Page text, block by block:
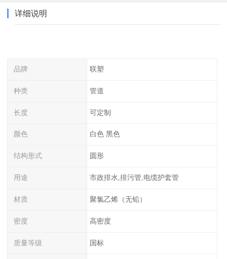
详细说明
品牌 联塑
种类 管道
长度 可定制
颜色 白色 黑色
结构形式 圆形
用途 市政排水,排污管,电缆护套管
材质 聚氯乙烯（无铅）
密度 高密度
质量等级 国标